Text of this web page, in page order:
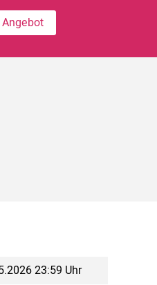
23:59 Uhr